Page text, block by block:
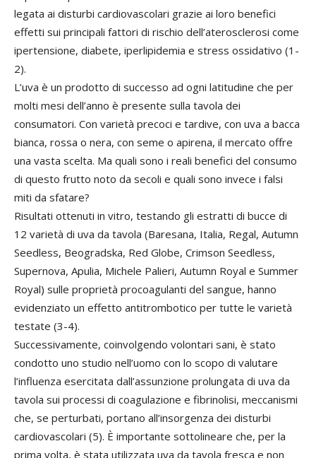
legata ai disturbi cardiovascolari grazie ai loro benefici
effetti sui principali fattori di rischio dell’aterosclerosi come
ipertensione, diabete, iperlipidemia e stress ossidativo (1-
2).
L’uva è un prodotto di successo ad ogni latitudine che per
molti mesi dell’anno è presente sulla tavola dei
consumatori. Con varietà precoci e tardive, con uva a bacca
bianca, rossa o nera, con seme o apirena, il mercato offre
una vasta scelta. Ma quali sono i reali benefici del consumo
di questo frutto noto da secoli e quali sono invece i falsi
miti da sfatare?
Risultati ottenuti in vitro, testando gli estratti di bucce di
12 varietà di uva da tavola (Baresana, Italia, Regal, Autumn
Seedless, Beogradska, Red Globe, Crimson Seedless,
Supernova, Apulia, Michele Palieri, Autumn Royal e Summer
Royal) sulle proprietà procoagulanti del sangue, hanno
evidenziato un effetto antitrombotico per tutte le varietà
testate (3-4).
Successivamente, coinvolgendo volontari sani, è stato
condotto uno studio nell’uomo con lo scopo di valutare
l’influenza esercitata dall’assunzione prolungata di uva da
tavola sui processi di coagulazione e fibrinolisi, meccanismi
che, se perturbati, portano all’insorgenza dei disturbi
cardiovascolari (5). È importante sottolineare che, per la
prima volta, è stata utilizzata uva da tavola fresca e non